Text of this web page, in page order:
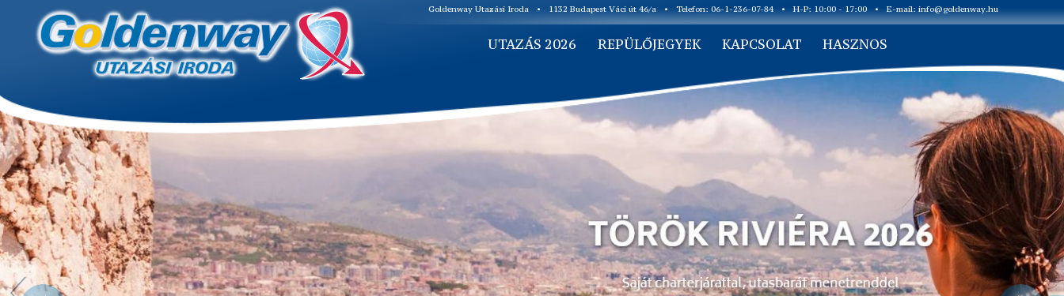
Goldenway Utazási Iroda • 1132 Budapest Váci út 46/a • Telefon: 06-1-236-07-84 • H-P: 10:00 - 17:00 • E-mail: info@goldenway.hu
UTAZÁS 2026 REPÜLŐJEGYEK KAPCSOLAT HASZNOS